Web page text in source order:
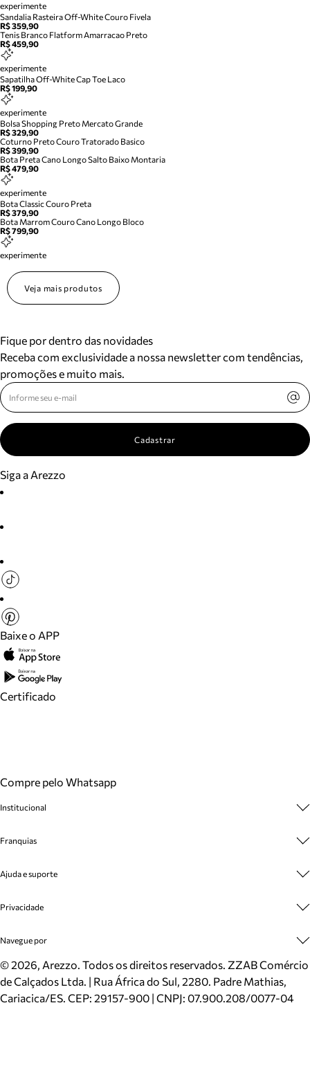
experimente
Sandalia Rasteira Off-White Couro Fivela
R$ 359,90
Tenis Branco Flatform Amarracao Preto
R$ 459,90
experimente
Sapatilha Off-White Cap Toe Laco
R$ 199,90
experimente
Bolsa Shopping Preto Mercato Grande
R$ 329,90
Coturno Preto Couro Tratorado Basico
R$ 399,90
Bota Preta Cano Longo Salto Baixo Montaria
R$ 479,90
experimente
Bota Classic Couro Preta
R$ 379,90
Bota Marrom Couro Cano Longo Bloco
R$ 799,90
experimente
Veja mais produtos
Fique por dentro das novidades
Receba com exclusividade a nossa newsletter com tendências,
promoções e muito mais.
Cadastrar
Siga a Arezzo
Baixe o APP
Certificado
Compre pelo Whatsapp
Institucional
Cashback
Venda Corporativa
Mapa do Site
Inverno
Mundo Arezzo
Franquias
Plano de Negócio
Ajuda e suporte
Cadastro
Meus Pedidos
Trocas e Devoluções
Cartão Presente
Localizador de lojas
Privacidade
Politica e Privacidade
Navegue por
Sapatos
Bolsas
Scarpins
©2026, Arezzo. Todos os direitos reservados. ZZAB Comércio
de Calçados Ltda. | Rua África do Sul, 2280. Padre Mathias,
Cariacica/ES. CEP: 29157-900 | CNPJ: 07.900.208/0077-04